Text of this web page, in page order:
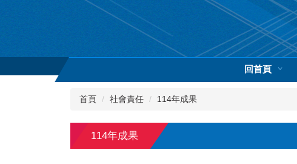
內
回首頁
首頁 社會責任 114年成果
114年成果